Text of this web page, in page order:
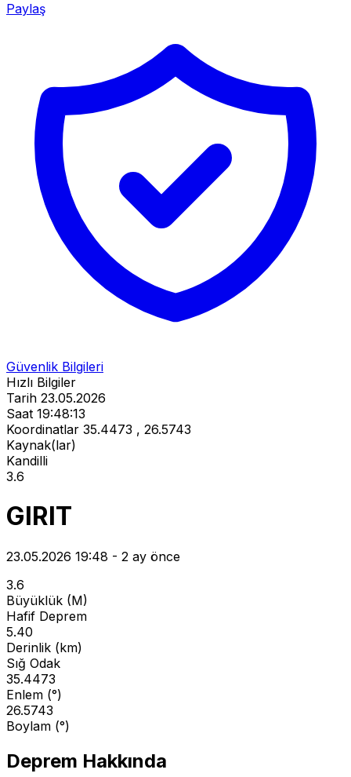
Paylaş
Güvenlik Bilgileri
Hızlı Bilgiler
Tarih 23.05.2026
Saat 19:48:13
Koordinatlar 35.4473 , 26.5743
Kaynak(lar)
Kandilli
3.6
GIRIT
23.05.2026 19:48 - 2 ay önce
3.6
Büyüklük (M)
Hafif Deprem
5.40
Derinlik (km)
Sığ Odak
35.4473
Enlem (°)
26.5743
Boylam (°)
Deprem Hakkında